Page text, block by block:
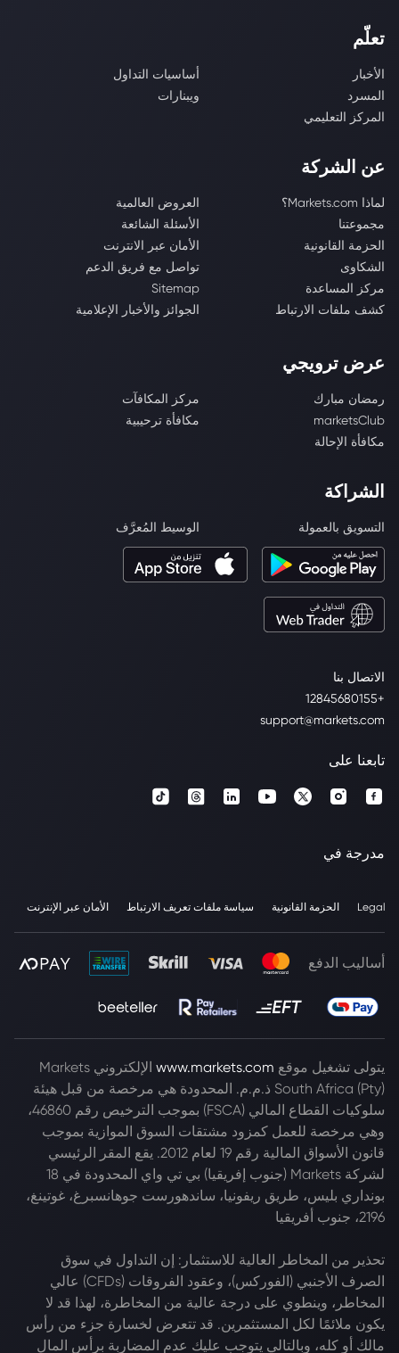
الاتصال بنا
+12845680155
support@markets.com
تعلّم
الأخبار
أساسيات التداول
المسرد
ويبنارات
المركز التعليمي
عن الشركة
لماذا Markets.com؟
العروض العالمية
مجموعتنا
الأسئلة الشائعة
الحزمة القانونية
الأمان عبر الانترنت
الشكاوى
تواصل مع فريق الدعم
مركز المساعدة
Sitemap
كشف ملفات الارتباط
الجوائز والأخبار الإعلامية
عرض ترويجي
رمضان مبارك
مركز المكافآت
marketsClub
مكافأة ترحيبية
مكافأة الإحالة
الشراكة
التسويق بالعمولة الوسيط المُعرَّف
تابعنا على
مدرجة في
Legal الحزمة القانونية سياسة ملفات تعريف الارتباط الأمان عبر الإنترنت
أساليب الدفع
يتولى تشغيل موقع www.markets.com
الإلكتروني Markets
South Africa (Pty) ذ.م.م. المحدودة هي مرخصة من قبل هيئة
سلوكيات القطاع المالي (FSCA) بموجب الترخيص رقم 46860،
وهي مرخصة للعمل كمزود مشتقات السوق الموازية بموجب
قانون الأسواق المالية رقم 19 لعام 2012. يقع المقر الرئيسي
لشركة Markets (جنوب إفريقيا) بي تي واي المحدودة في 18
بونداري بليس، طريق ريفونيا، ساندهورست جوهانسبرغ، غوتينغ،
2196، جنوب أفريقيا
تحذير من المخاطر العالية للاستثمار: إن التداول في سوق
الصرف الأجنبي (الفوركس)، وعقود الفروقات (CFDs) عالي
المخاطر، وينطوي على درجة عالية من المخاطرة، لهذا قد لا
يكون ملائمًا لكل المستثمرين. قد تتعرض لخسارة جزء من رأس
مالك أو كله، وبالتالي يتوجب عليك عدم المضاربة برأس المال